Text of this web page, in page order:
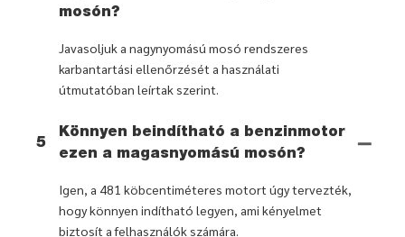
mosón?
Javasoljuk a nagynyomású mosó rendszeres
karbantartási ellenőrzését a használati
útmutatóban leírtak szerint.
5
Könnyen beindítható a benzinmotor
ezen a magasnyomású mosón?
Igen, a 481 köbcentiméteres motort úgy tervezték,
hogy könnyen indítható legyen, ami kényelmet
biztosít a felhasználók számára.